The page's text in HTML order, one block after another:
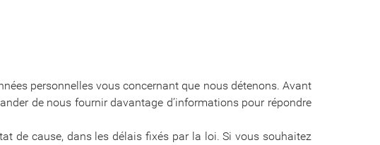
personnelles vous concernant que nous détenons. Avant
de nous fournir davantage d’informations pour répondre
de cause, dans les délais fixés par la loi. Si vous souhaitez